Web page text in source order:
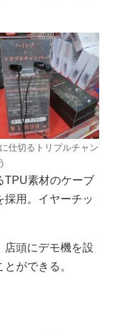
仕切るトリプルチャン
素材のケーブ
採用。イヤーチッ
頭にデモ機を設
ができる。